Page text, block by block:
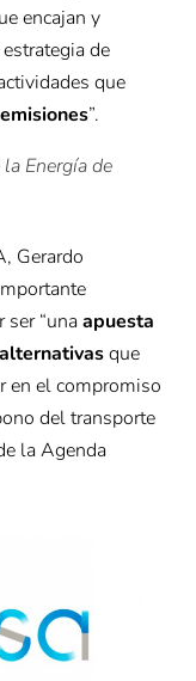
encajan y
de
que
”.
Energía de
Gerardo
ser “unaapuesta
que
en el compromiso
del transporte
la Agenda